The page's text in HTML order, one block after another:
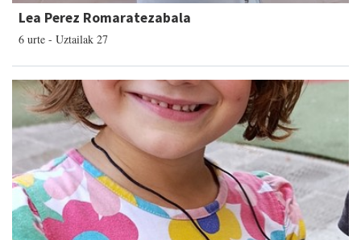
Lea Perez Romaratezabala
6 urte - Uztailak 27